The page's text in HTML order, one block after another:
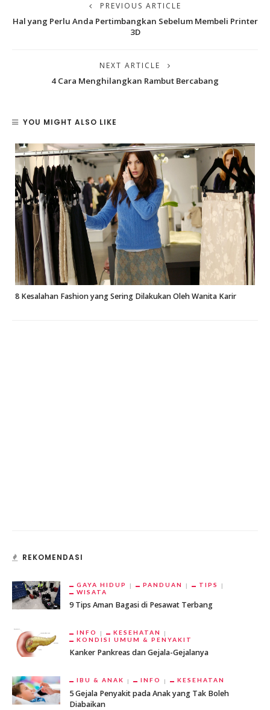
PREVIOUS ARTICLE
Hal yang Perlu Anda Pertimbangkan Sebelum Membeli Printer
3D
NEXT ARTICLE
4 Cara Menghilangkan Rambut Bercabang
YOU MIGHT ALSO LIKE
8 Kesalahan Fashion yang Sering Dilakukan Oleh Wanita Karir
REKOMENDASI
GAYA HIDUP PANDUAN
TIPS
WISATA
9 Tips Aman Bagasi di Pesawat Terbang
INFO
KESEHATAN
KONDISI UMUM & PENYAKIT
Kanker Pankreas dan Gejala-Gejalanya
IBU & ANAK INFO KESEHATAN
5 Gejala Penyakit pada Anak yang Tak Boleh
Diabaikan